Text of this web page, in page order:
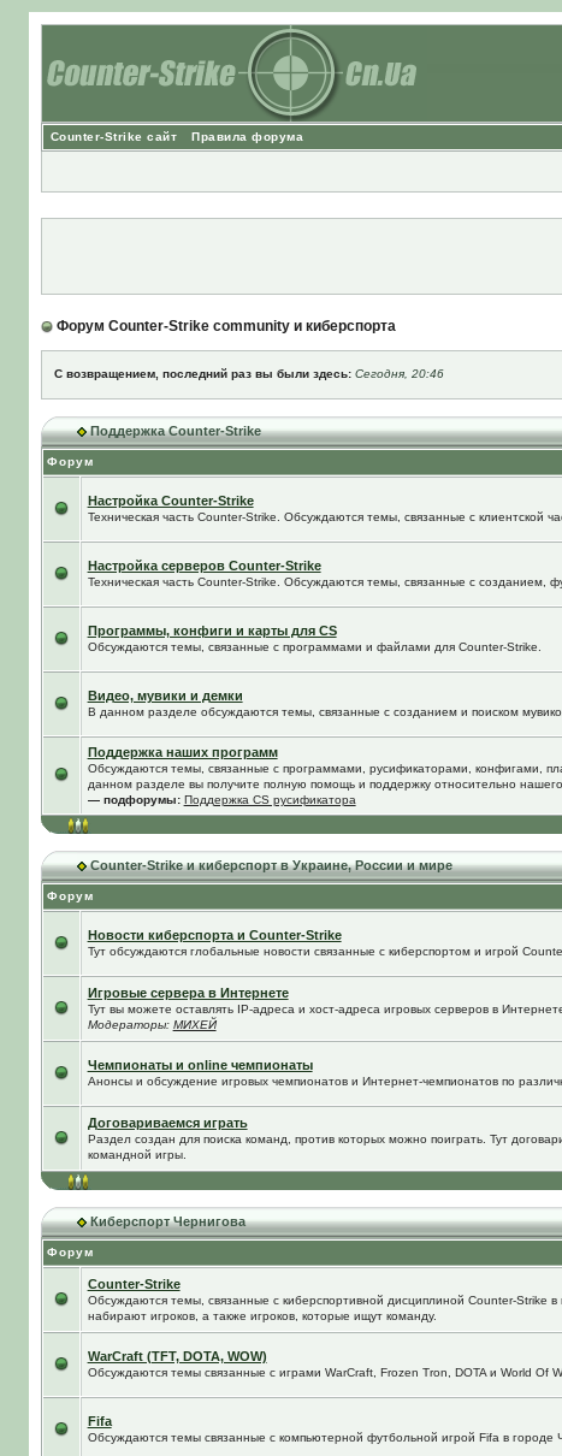
Counter-Strike сайт Правила форума
Форум Counter-Strike community и киберспорта
С возвращением, последний раз вы были здесь: Сегодня, 20:46
Поддержка Counter-Strike
Форум
Настройка Counter-Strike
Техническая часть Counter-Strike. Обсуждаются темы, связанные с клиентской
Настройка серверов Counter-Strike
Техническая часть Counter-Strike. Обсуждаются темы, связанные с созданием,
Программы, конфиги и карты для CS
Обсуждаются темы, связанные с программами и файлами для Counter-Strike.
Видео, мувики и демки
В данном разделе обсуждаются темы, связанные с созданием и поиском
Поддержка наших программ
Обсуждаются темы, связанные с программами, русификаторами, конфигами,
данном разделе вы получите полную помощь и поддержку относительно
— подфорумы: Поддержка CS русификатора
Counter-Strike и киберспорт в Украине, России и мире
Форум
Новости киберспорта и Counter-Strike
Тут обсуждаются глобальные новости связанные с киберспортом и игрой
Игровые сервера в Интернете
Тут вы можете оставлять IP-адреса и хост-адреса игровых серверов в
Модераторы: МИХЕЙ
Чемпионаты и online чемпионаты
Анонсы и обсуждение игровых чемпионатов и Интернет-чемпионатов по
Договариваемся играть
Раздел создан для поиска команд, против которых можно поиграть. Тут
командной игры.
Киберспорт Чернигова
Форум
Counter-Strike
Обсуждаются темы, связанные с киберспортивной дисциплиной Counter-Strike
набирают игроков, а также игроков, которые ищут команду.
WarCraft (TFT, DOTA, WOW)
Обсуждаются темы связанные с играми WarCraft, Frozen Tron, DOTA и World Of
Fifa
Обсуждаются темы связанные с компьютерной футбольной игрой Fifa в городе